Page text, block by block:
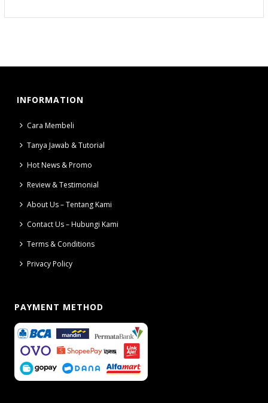
INFORMATION
Cara Membeli
Tanya Jawab & Tutorial
Hot News & Promo
Review & Testimonial
About Us – Tentang Kami
Contact Us – Hubungi Kami
Terms & Conditions
Privacy Policy
PAYMENT METHOD